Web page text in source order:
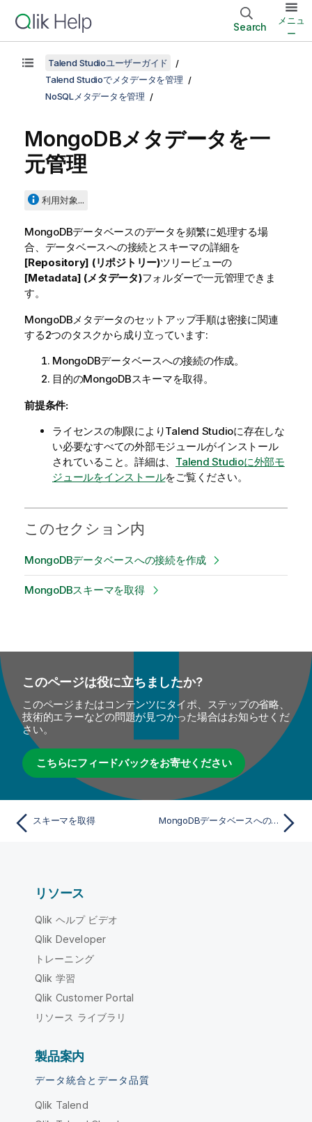
Search
メニュ
ー
Talend Studioユーザーガイド
Talend Studioでメタデータを管理
NoSQLメタデータを管理
MongoDBメタデータを一
元管理
利用対象...
MongoDBデータベースのデータを頻繁に処理する場
合、データベースへの接続とスキーマの詳細を
[Repository] (リポジトリー)ツリービューの
[Metadata] (メタデータ)フォルダーで一元管理できま
す。
MongoDBメタデータのセットアップ手順は密接に関連
する2つのタスクから成り立っています:
MongoDBデータベースへの接続の作成。
目的のMongoDBスキーマを取得。
前提条件:
ライセンスの制限によりTalend Studioに存在しな
い必要なすべての外部モジュールがインストール
されていること。詳細は、 Talend Studioに外部モ
ジュールをインストールをご覧ください。
このセクション内
MongoDBデータベースへの接続を作成
MongoDBスキーマを取得
このページは役に立ちましたか?
このページまたはコンテンツにタイポ、ステップの省略、
技術的エラーなどの問題が見つかった場合はお知らせくだ
さい。
こちらにフィードバックをお寄せください
スキーマを取得 MongoDBデータベースへの接続を作成
リソース
Qlik ヘルプ ビデオ
Qlik Developer
トレーニング
Qlik 学習
Qlik Customer Portal
リソース ライブラリ
製品案内
データ統合とデータ品質
Qlik Talend